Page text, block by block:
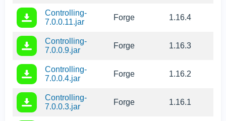
Controlling-
7.0.0.11.jar
Forge 1.16.4
Controlling-
7.0.0.9.jar
Forge 1.16.3
Controlling-
7.0.0.4.jar
Forge 1.16.2
Controlling-
7.0.0.3.jar
Forge 1.16.1